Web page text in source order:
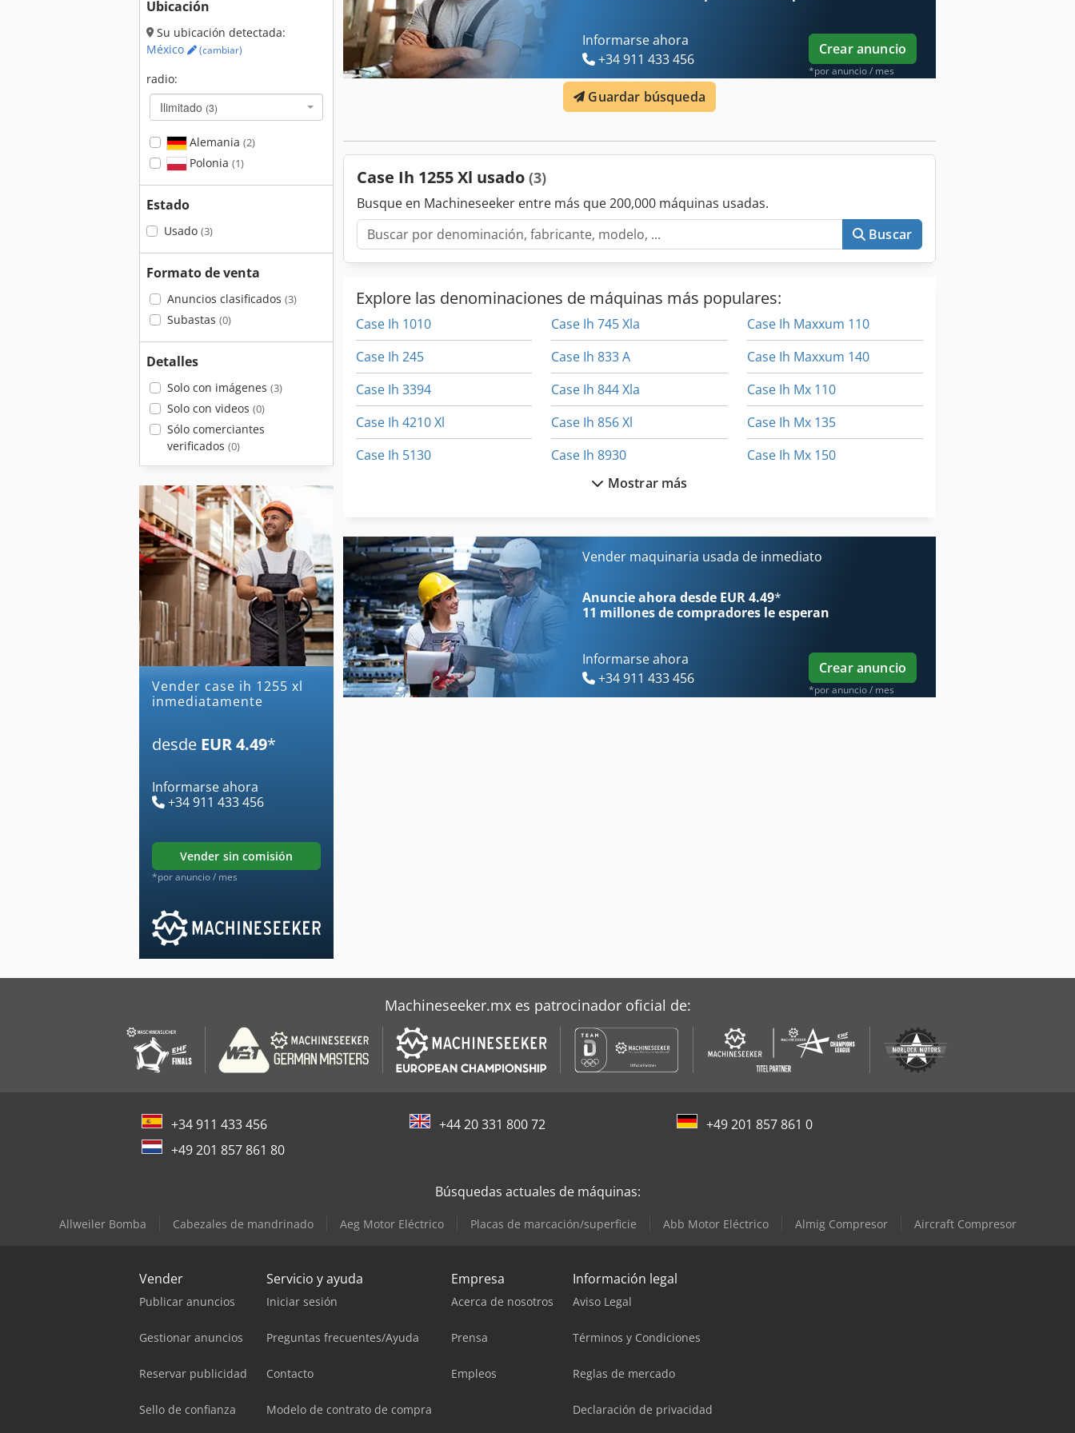
Ubicación
Su ubicación detectada:
México
(cambiar)
radio:
Ilimitado (3)
Alemania (2)
Polonia (1)
Estado
Usado (3)
Formato de venta
Anuncios clasificados (3)
Subastas (0)
Detalles
Solo con imágenes (3)
Solo con videos (0)
Sólo comerciantes
verificados (0)
Vender case ih 1255 xl
inmediatamente
desde EUR 4.49*
Informarse ahora
+34 911 433 456
vender sin comisión
*por anuncio / mes
Informarse ahora
+34 911 433 456
Crear anuncio
*por anuncio / mes
Guardar búsqueda
Case Ih 1255 Xl usado (3)
Busque en Machineseeker entre más que 200,000 máquinas usadas.
Buscar
Explore las denominaciones de máquinas más populares:
Case Ih 1010
Case Ih 245
Case Ih 3394
Case Ih 4210 Xl
Case Ih 5130
Case Ih 733 A
Case Ih 745 Xl
Case Ih 745 Xla
Case Ih 833 A
Case Ih 844 Xla
Case Ih 856 Xl
Case Ih 8930
Case Ih Cs 100
Case Ih Cs 94
Case Ih Maxxum 110
Case Ih Maxxum 140
Case Ih Mx 110
Case Ih Mx 135
Case Ih Mx 150
Mostrar más
Vender maquinaria usada de inmediato
Anuncie ahora desde EUR 4.49*
11 millones de compradores le esperan
Informarse ahora
+34 911 433 456
Crear anuncio
*por anuncio / mes
Machineseeker.mx es patrocinador oficial de:
+34 911 433 456 +44 20 331 800 72
+49 201 857 861 0
+49 201 857 861 80
Búsquedas actuales de máquinas:
Allweiler Bomba Cabezales de mandrinado Aeg Motor Eléctrico Placas de marcación/superficie Abb Motor Eléctrico Almig Compresor Aircraft Compresor
Vender
Publicar anuncios
Gestionar anuncios
Reservar publicidad
Sello de confianza
Servicio y ayuda
Iniciar sesión
Preguntas frecuentes/Ayuda
Contacto
Modelo de contrato de compra
Empresa
Acerca de nosotros
Prensa
Empleos
Información legal
Aviso Legal
Términos y Condiciones
Reglas de mercado
Declaración de privacidad